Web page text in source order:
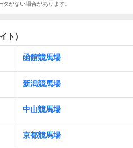
がない場合があります。
ト）
函館競馬場
新潟競馬場
中山競馬場
京都競馬場